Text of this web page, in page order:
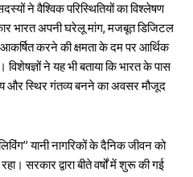
ने वैश्विक परिस्थितियों का विश्लेषण
भारत अपनी घरेलू मांग, मजबूत डिजिटल
करने की क्षमता के दम पर आर्थिक
ने यह भी बताया कि भारत के पास
और स्थिर गंतव्य बनने का अवसर मौजूद
यानी नागरिकों के दैनिक जीवन को
सरकार द्वारा बीते वर्षों में शुरू की गई